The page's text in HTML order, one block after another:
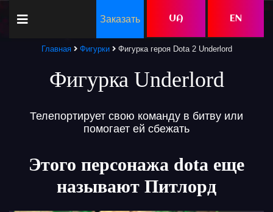
Заказать UA EN
Главная Фигурки Фигурка героя Dota 2 Underlord
Фигурка Underlord
Телепортирует свою команду в битву или
помогает ей сбежать
Этого персонажа dota еще
называют Питлорд